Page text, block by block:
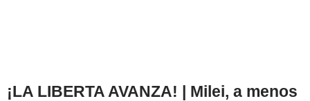
¡LA LIBERTA AVANZA! | Milei, a menos